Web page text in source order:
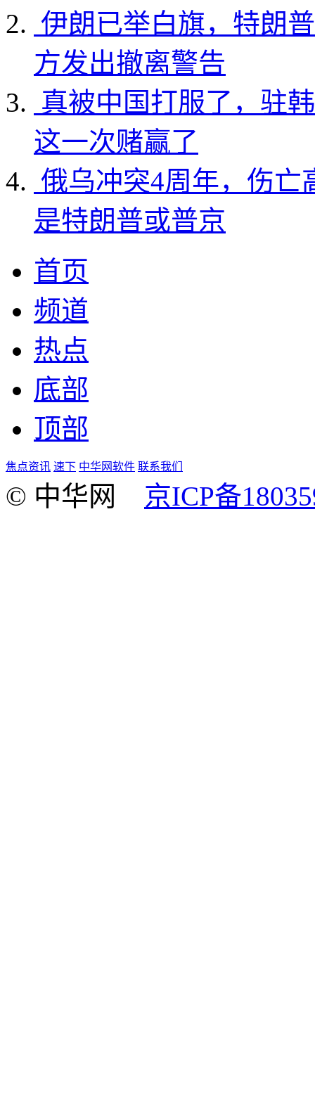
伊朗已举白旗，特朗
方发出撤离警告
真被中国打服了，驻
这一次赌赢了
俄乌冲突4周年，伤亡
是特朗普或普京
首页
频道
热点
底部
顶部
焦点资讯 速下 中华网软件 联系我们
© 中华网 京ICP备